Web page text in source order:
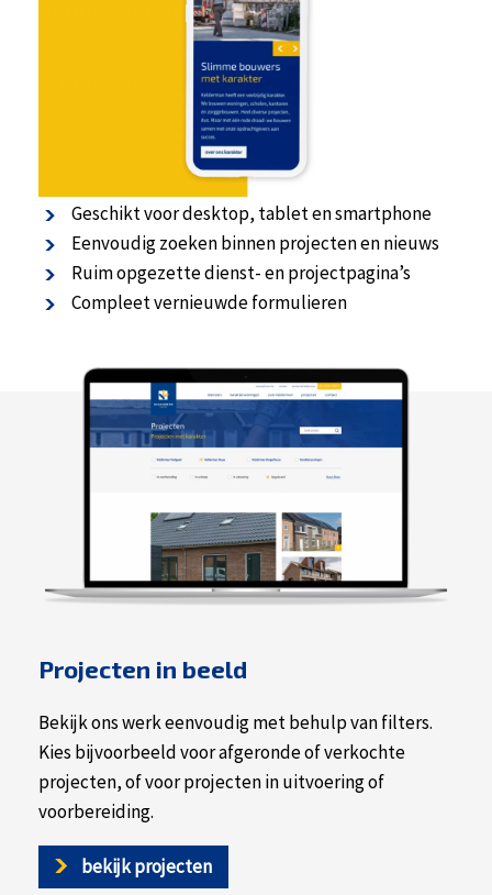
De website in het kort
Geschikt voor desktop, tablet en smartphone
Eenvoudig zoeken binnen projecten en nieuws
Ruim opgezette dienst- en projectpagina’s
Compleet vernieuwde formulieren
Projecten in beeld
Bekijk ons werk eenvoudig met behulp van filters.
Kies bijvoorbeeld voor afgeronde of verkochte
projecten, of voor projecten in uitvoering of
voorbereiding.
bekijk projecten